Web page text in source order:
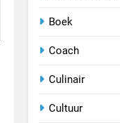
Boek
Coach
Culinair
Cultuur